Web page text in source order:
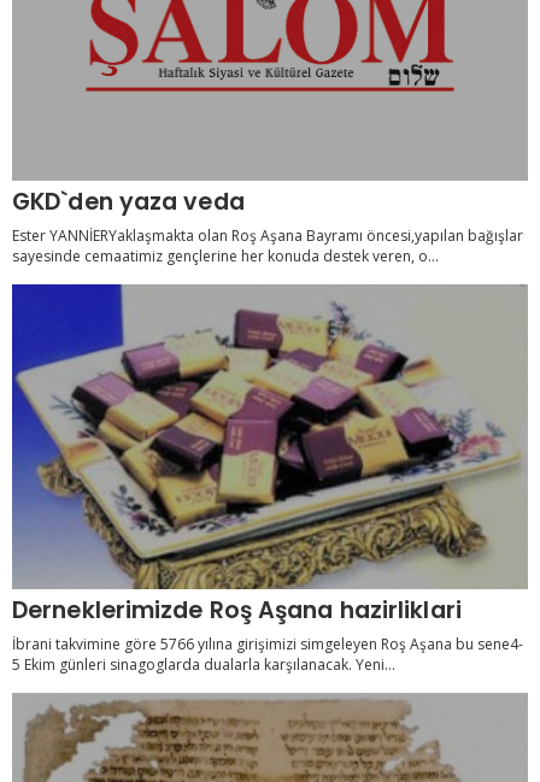
GKD`den yaza veda
Ester YANNİERYaklaşmakta olan Roş Aşana Bayramı öncesi,yapılan bağışlar
sayesinde cemaatimiz gençlerine her konuda destek veren, o...
Derneklerimizde Roş Aşana hazirliklari
İbrani takvimine göre 5766 yılına girişimizi simgeleyen Roş Aşana bu sene4-
5 Ekim günleri sinagoglarda dualarla karşılanacak. Yeni...